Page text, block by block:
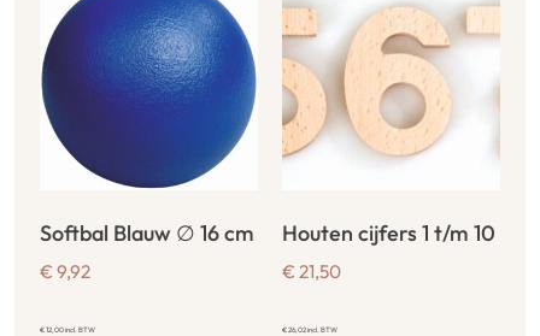
Softbal Blauw ∅ 16 cm
€ 9,92
€12,00incl. BTW
Houten cijfers 1 t/m 10
€ 21,50
€26,02incl. BTW